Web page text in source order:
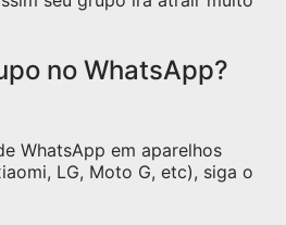
no WhatsApp?
WhatsApp em aparelhos
LG, Moto G, etc), siga o